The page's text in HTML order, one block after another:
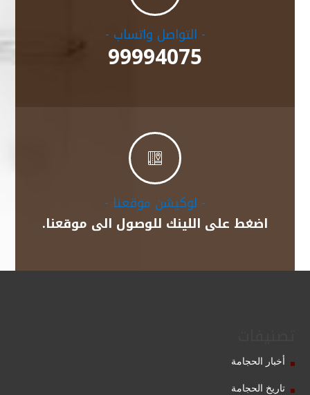
- التواصل واتساب -
99994075

- لوكيشن موقعنا -
اضغط على اللينك للوصول الى موقعنا.
أخبار الحجامة
تاريخ الحجامة